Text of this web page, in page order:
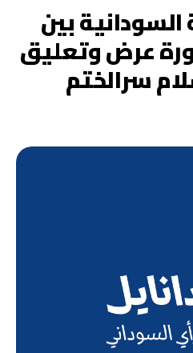
بين
عرض وتعليق
سرالختم